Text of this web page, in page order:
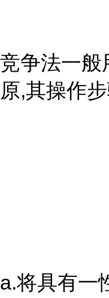
竞争法一般
原,其操作
a.将具有一